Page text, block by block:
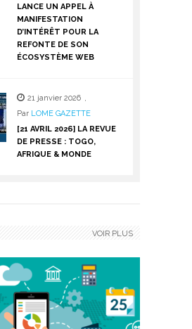
LANCE UN APPEL À
MANIFESTATION
D’INTÉRÊT POUR LA
REFONTE DE SON
ÉCOSYSTÈME WEB
21 janvier 2026 ,
Par LOME GAZETTE
[21 AVRIL 2026] LA REVUE
DE PRESSE : TOGO,
AFRIQUE & MONDE
VOIR PLUS